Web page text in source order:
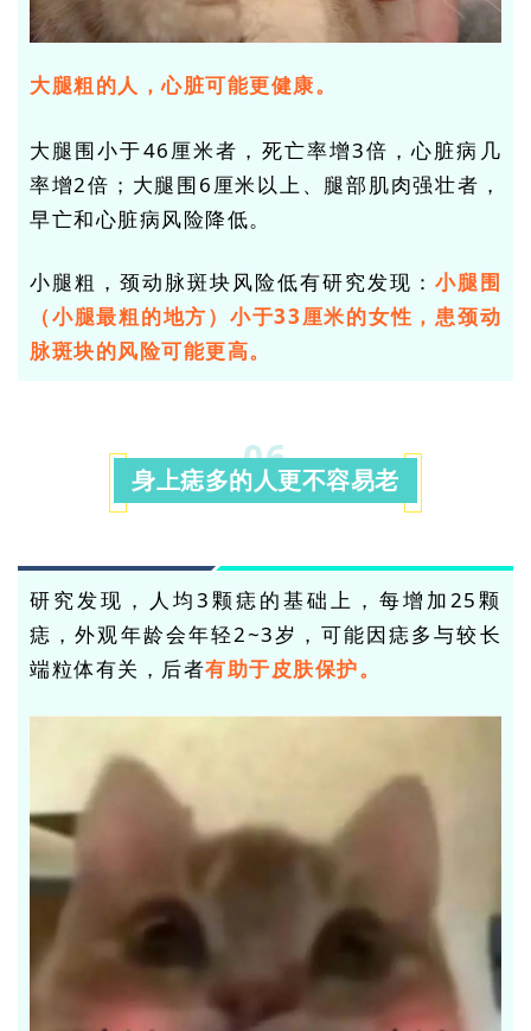
大腿粗的人，心脏可能更健康。
大腿围小于46厘米者，死亡率增3倍，心脏病几
率增2倍；大腿围6厘米以上、腿部肌肉强壮者，
早亡和心脏病风险降低。
小腿粗，颈动脉斑块风险低有研究发现： 小腿围
（小腿最粗的地方） 小于33厘米的女性，患颈动
脉斑块的风险可能更高。
06
身上痣多的人更不容易老
研究发现，人均3颗痣的基础上，每增加25颗
痣，外观年龄会年轻2~3岁，可能因痣多与较长
端粒体有关，后者有助于皮肤保护。